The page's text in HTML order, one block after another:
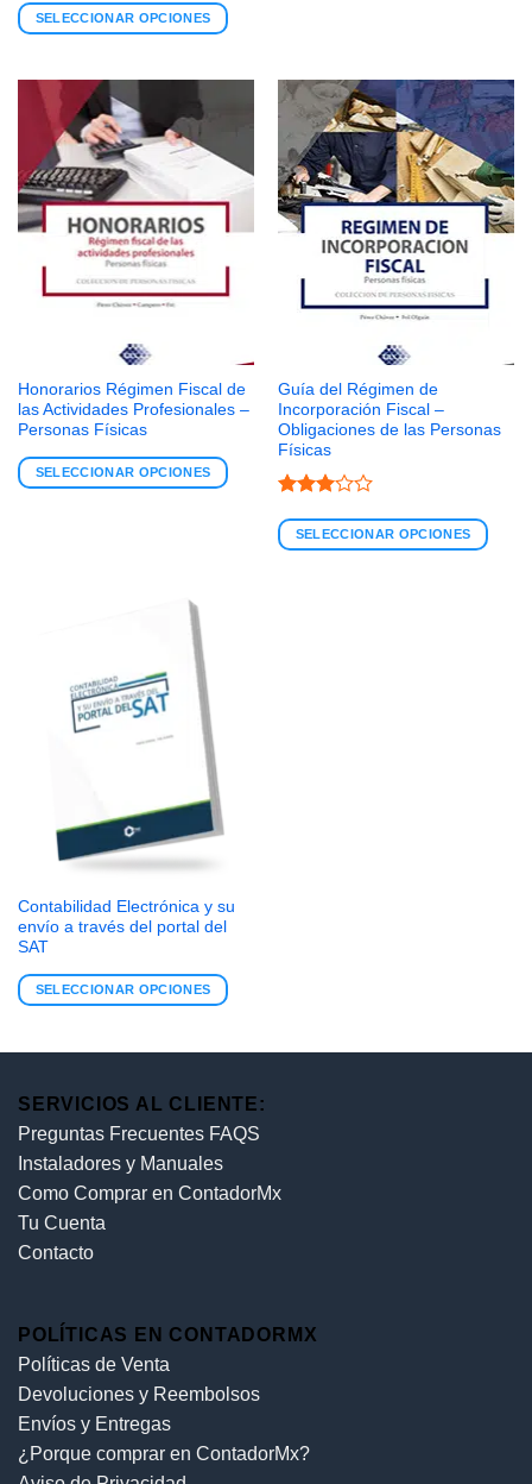
SELECCIONAR OPCIONES
Honorarios Régimen Fiscal de
las Actividades Profesionales –
Personas Físicas
SELECCIONAR OPCIONES
Guía del Régimen de
Incorporación Fiscal –
Obligaciones de las Personas
Físicas
con3
de 5
SELECCIONAR OPCIONES
Contabilidad Electrónica y su
envío a través del portal del
SAT
SELECCIONAR OPCIONES
SERVICIOS AL CLIENTE:
Preguntas Frecuentes FAQS
Instaladores y Manuales
Como Comprar en ContadorMx
Tu Cuenta
Contacto
POLÍTICAS EN CONTADORMX
Políticas de Venta
Devoluciones y Reembolsos
Envíos y Entregas
¿Porque comprar en ContadorMx?